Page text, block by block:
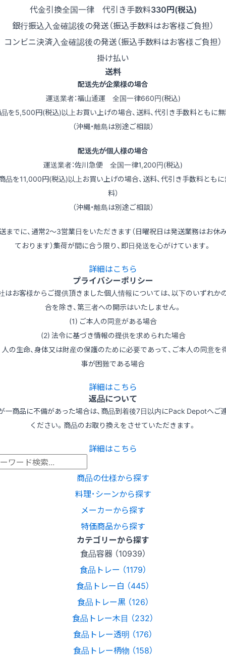
代金引換全国一律 代引き手数料330円(税込)
銀行振込入金確認後の発送（振込手数料はお客様ご負担）
コンビニ決済入金確認後の発送（振込手数料はお客様ご負担）
掛け払い
送料
配送先が企業様の場合
運送業者：福山通運 全国一律660円(税込)
品を5,500円(税込)以上お買い上げの場合、送料、代引き手数料ともに無
（沖縄・離島は別途ご相談）
配送先が個人様の場合
運送業者：佐川急便 全国一律1,200円(税込)
品を11,000円(税込)以上お買い上げの場合、送料、代引き手数料とも
料）
（沖縄・離島は別途ご相談）
までに、通常2～3営業日をいただきます（日曜祝日は発送業務はお休
ております）集荷が間に合う限り、即日発送を心がけています。
詳細はこちら
プライバシーポリシー
はお客様からご提供頂きました個人情報については、以下のいずれか
合を除き、第三者への開示はいたしません。
(1) ご本人の同意がある場合
(2) 法令に基づき情報の提供を求められた場合
の生命、身体又は財産の保護のために必要であって、ご本人の同意を
事が困難である場合
詳細はこちら
返品について
一商品に不備があった場合は、商品到着後7日以内にPack Depotへご
ください。商品のお取り換えをさせていただきます。
詳細はこちら
商品の仕様から探す
料理･シーンから探す
メーカーから探す
特価商品から探す
カテゴリーから探す
食品容器 （10939）
食品トレー （1179）
食品トレー白 （445）
食品トレー黒 （126）
食品トレー木目 （232）
食品トレー透明 （176）
食品トレー柄物 （158）